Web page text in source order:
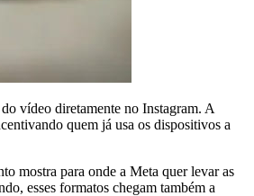
vídeo diretamente no Instagram. A
quem já usa os dispositivos a
mostra para onde a Meta quer levar as
esses formatos chegam também a